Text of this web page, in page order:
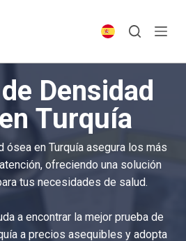
Densidad
Turquía
ósea en Turquía asegura los más
ofreciendo una solución
tus necesidades de salud.
a encontrar la mejor prueba de
a precios asequibles y adopta